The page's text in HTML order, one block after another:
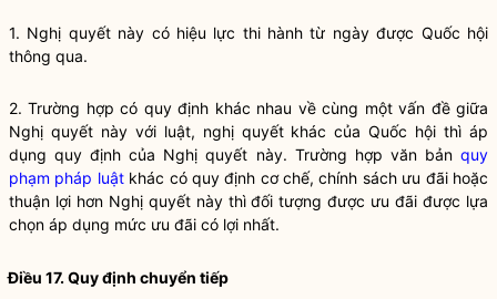
1. Nghị quyếtnày có hiệu lực thi hành từ ngày được Quốc hội
thông qua.
2. Trường hợp có quy định khác nhau về cùng một vấn đề giữa
Nghị quyếtnày với luật, nghị quyếtkhác củaQuốc hội thì áp
dụng quy định của Nghị quyết này. Trường hợp văn bảnquy
phạm pháp luậtkhác có quy định cơ chế, chính sách ưu đãi hoặc
thuận lợi hơn Nghị quyếtnày thì đối tượng được ưu đãi được lựa
chọn áp dụng mức ưu đãi có lợi nhất.
Điều 17. Quy định chuyển tiếp